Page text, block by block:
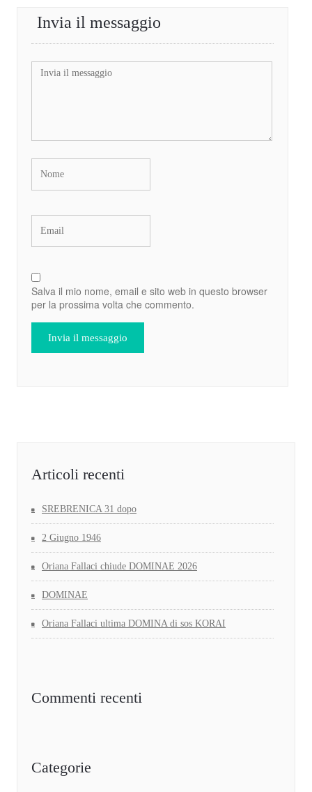
Invia il messaggio
Salva il mio nome, email e sito web in questo browser
per la prossima volta che commento.
Articoli recenti
SREBRENICA 31 dopo
2 Giugno 1946
Oriana Fallaci chiude DOMINAE 2026
DOMINAE
Oriana Fallaci ultima DOMINA di sos KORAI
Commenti recenti
Categorie